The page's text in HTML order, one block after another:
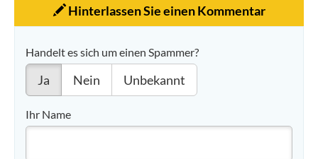
Hinterlassen Sie einen Kommentar
Handelt es sich um einen Spammer?
Ja Nein Unbekannt
Ihr Name